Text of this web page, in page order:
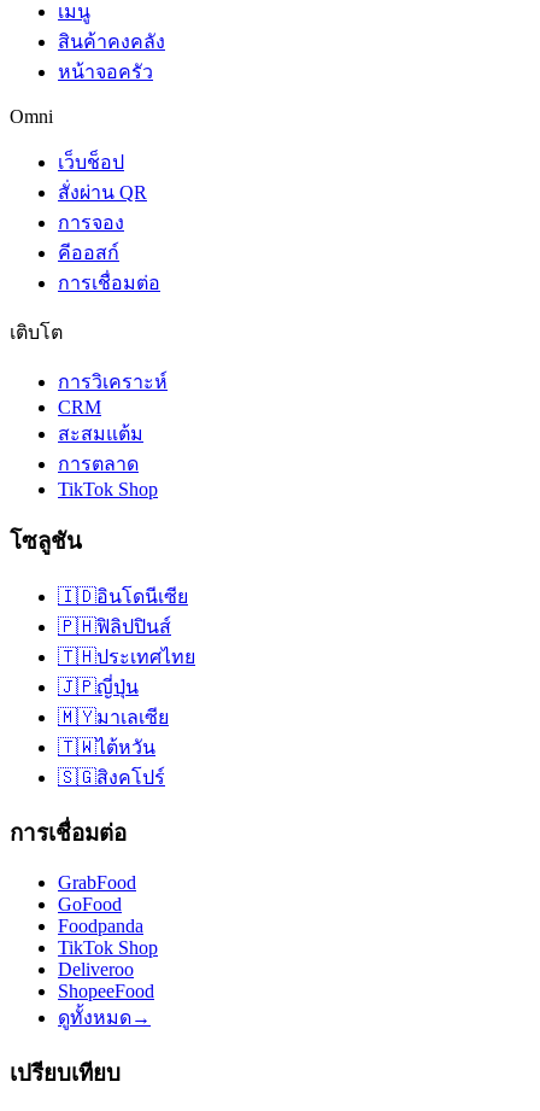
เมนู
สินค้าคงคลัง
หน้าจอครัว
Omni
เว็บช็อป
สั่งผ่าน QR
การจอง
คีออสก์
การเชื่อมต่อ
เติบโต
การวิเคราะห์
CRM
สะสมแต้ม
การตลาด
TikTok Shop
โซลูชัน
🇮🇩อินโดนีเซีย
🇵🇭ฟิลิปปินส์
🇹🇭ประเทศไทย
🇯🇵ญี่ปุ่น
🇲🇾มาเลเซีย
🇹🇼ไต้หวัน
🇸🇬สิงคโปร์
การเชื่อมต่อ
GrabFood
GoFood
Foodpanda
TikTok Shop
Deliveroo
ShopeeFood
ดูทั้งหมด→
เปรียบเทียบ